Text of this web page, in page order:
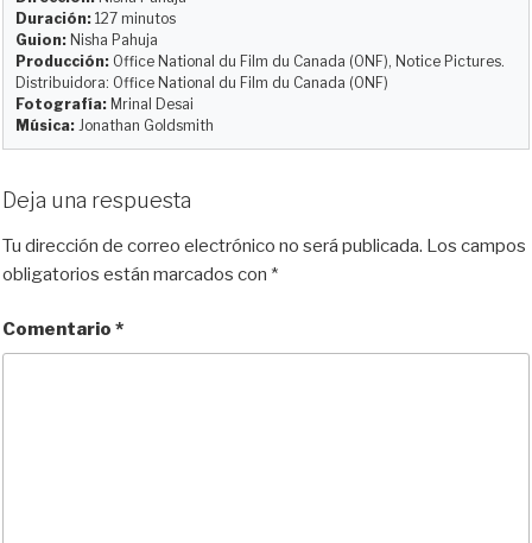
y
o
n
o
k
r
Duración: 127 minutos
Guion: Nisha Pahuja
Producción: Office National du Film du Canada (ONF), Notice Pictures.
Distribuidora: Office National du Film du Canada (ONF)
Fotografía: Mrinal Desai
Música: Jonathan Goldsmith
Deja una respuesta
Tu dirección de correo electrónico no será publicada. Los campos
obligatorios están marcados con *
Comentario *